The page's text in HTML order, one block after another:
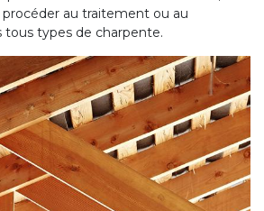
au traitement ou au
types de charpente.